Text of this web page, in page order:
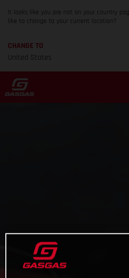
It looks like you are not on your country
like to change to your current location?
CHANGE TO
United States